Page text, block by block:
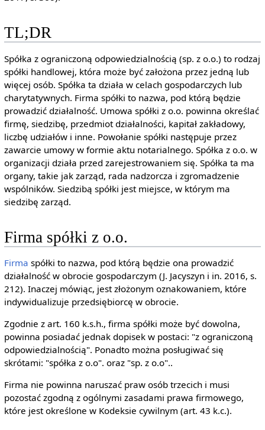
TL;DR
Spółka z ograniczoną odpowiedzialnością (sp. z o.o.) to rodzaj
spółki handlowej, która może być założona przez jedną lub
więcej osób. Spółka ta działa w celach gospodarczych lub
charytatywnych. Firma spółki to nazwa, pod którą będzie
prowadzić działalność. Umowa spółki z o.o. powinna określać
firmę, siedzibę, przedmiot działalności, kapitał zakładowy,
liczbę udziałów i inne. Powołanie spółki następuje przez
zawarcie umowy w formie aktu notarialnego. Spółka z o.o. w
organizacji działa przed zarejestrowaniem się. Spółka ta ma
organy, takie jak zarząd, rada nadzorcza i zgromadzenie
wspólników. Siedzibą spółki jest miejsce, w którym ma
siedzibę zarząd.
Firma spółki z o.o.
Firma spółki to nazwa, pod którą będzie ona prowadzić
działalność w obrocie gospodarczym (J. Jacyszyn i in. 2016, s.
212). Inaczej mówiąc, jest złożonym oznakowaniem, które
indywidualizuje przedsiębiorcę w obrocie.
Zgodnie z art. 160 k.s.h., firma spółki może być dowolna,
powinna posiadać jednak dopisek w postaci: "z ograniczoną
odpowiedzialnością". Ponadto można posługiwać się
skrótami: "spółka z o.o". oraz "sp. z o.o"..
Firma nie powinna naruszać praw osób trzecich i musi
pozostać zgodną z ogólnymi zasadami prawa firmowego,
które jest określone w Kodeksie cywilnym (art. 43 k.c.).